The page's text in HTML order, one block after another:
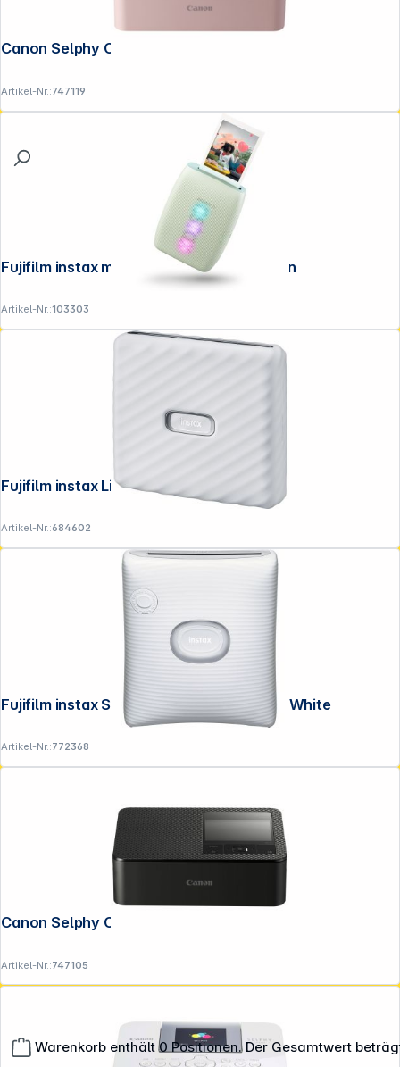
Warenkorb enthält 0 Positionen. Der Gesamtwert
Canon Selphy CP-1500 pink
Artikel-Nr.:747119
Fujifilm instax mini Link 3 EX D Sage Green
Artikel-Nr.:103303
Fujifilm instax Link WIDE A White EX D
Artikel-Nr.:684602
Fujifilm instax SQUARE SQ Link EX D Ash White
Artikel-Nr.:772368
Canon Selphy CP-1500 schwarz
Artikel-Nr.:747105